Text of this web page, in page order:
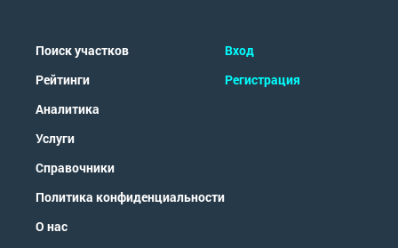
Поиск участков
Рейтинги
Аналитика
Услуги
Справочники
Политика конфиденциальности
О нас
Вход
Регистрация